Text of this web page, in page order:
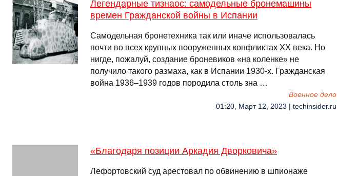
Легендарные тизнаос: самодельные бронемашины
времен Гражданской войны в Испании
Самодельная бронетехника так или иначе использовалась
почти во всех крупных вооруженных конфликтах XX века. Но
нигде, пожалуй, создание броневиков «на коленке» не
получило такого размаха, как в Испании 1930-х. Гражданская
война 1936–1939 годов породила столь зна …
Военное дело
01:20, Март 12, 2023 | techinsider.ru
«Благодаря позиции Аркадия Дворковича»
Лефортовский суд арестовал по обвинению в шпионаже